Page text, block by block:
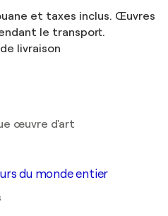
et taxes inclus. Œuvres
le transport.
livraison
œuvre d'art
du monde entier